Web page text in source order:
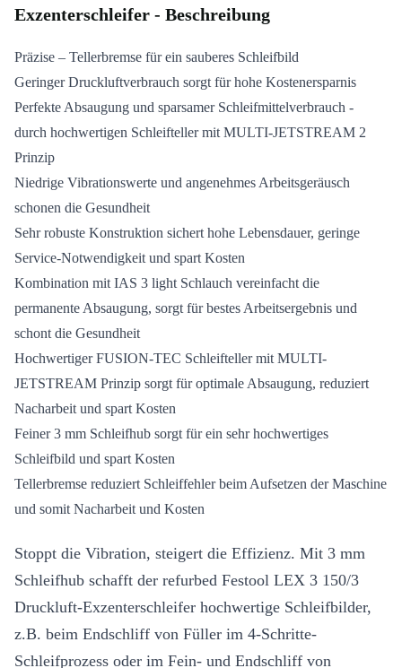
Exzenterschleifer - Beschreibung
Präzise – Tellerbremse für ein sauberes Schleifbild
Geringer Druckluftverbrauch sorgt für hohe Kostenersparnis
Perfekte Absaugung und sparsamer Schleifmittelverbrauch -
durch hochwertigen Schleifteller mit MULTI-JETSTREAM 2
Prinzip
Niedrige Vibrationswerte und angenehmes Arbeitsgeräusch
schonen die Gesundheit
Sehr robuste Konstruktion sichert hohe Lebensdauer, geringe
Service-Notwendigkeit und spart Kosten
Kombination mit IAS 3 light Schlauch vereinfacht die
permanente Absaugung, sorgt für bestes Arbeitsergebnis und
schont die Gesundheit
Hochwertiger FUSION-TEC Schleifteller mit MULTI-
JETSTREAM Prinzip sorgt für optimale Absaugung, reduziert
Nacharbeit und spart Kosten
Feiner 3 mm Schleifhub sorgt für ein sehr hochwertiges
Schleifbild und spart Kosten
Tellerbremse reduziert Schleiffehler beim Aufsetzen der Maschine
und somit Nacharbeit und Kosten
Stoppt die Vibration, steigert die Effizienz. Mit 3 mm
Schleifhub schafft der refurbed Festool LEX 3 150/3
Druckluft-Exzenterschleifer hochwertige Schleifbilder,
z.B. beim Endschliff von Füller im 4-Schritte-
Schleifprozess oder im Fein- und Endschliff von